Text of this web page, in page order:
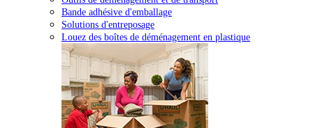
Bande adhésive d'emballage
Solutions d'entreposage
Louez des boîtes de déménagement en plastique